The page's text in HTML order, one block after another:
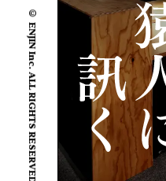
© ENJIN Inc. ALL RIGHTS RESERVED.